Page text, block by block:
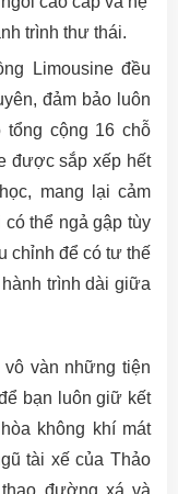
trình thư thái.
Limousine đều
đảm bảo luôn
tổng cộng 16 chỗ
được sắp xếp hết
mang lại cảm
thể ngả gập tùy
chỉnh để có tư thế
trình dài giữa
vàn những tiện
bạn luôn giữ kết
không khí mát
tài xế của Thảo